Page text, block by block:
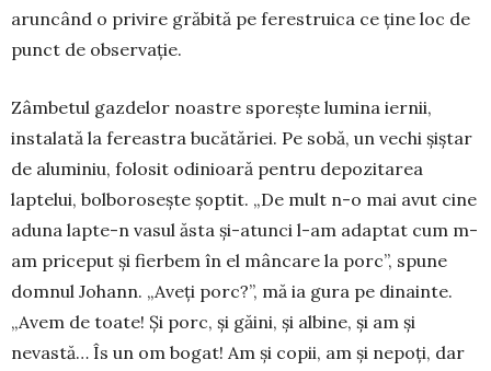
aruncând o pri­vire grăbită pe ferestruica ce ține loc de
punct de observație.
Zâmbetul gazdelor noastre sporește lumina iernii,
instalată la fereastra bucătăriei. Pe sobă, un vechi șiștar
de aluminiu, folosit odinioară pen­tru depozitarea
laptelui, bolborosește șoptit. „De mult n-o mai avut cine
aduna lapte-n vasul ăsta și-atunci l-am adaptat cum m-
am priceput și fierbem în el mâncare la porc”, spune
domnul Johann. „Aveți porc?”, mă ia gura pe dinainte.
„Avem de toate! Și porc, și găini, și albine, și am și
nevastă… Îs un om bogat! Am și copii, am și nepoți, dar